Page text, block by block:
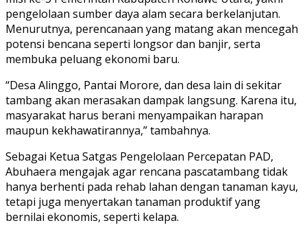
pengelolaan sumber daya alam secara berkelanjutan.
Menurutnya, perencanaan yang matang akan mencegah
potensi bencana seperti longsor dan banjir, serta
membuka peluang ekonomi baru.
“Desa Alinggo, Pantai Morore, dan desa lain di sekitar
tambang akan merasakan dampak langsung. Karena itu,
masyarakat harus berani menyampaikan harapan
maupun kekhawatirannya,” tambahnya.
Sebagai Ketua Satgas Pengelolaan Percepatan PAD,
Abuhaera mengajak agar rencana pascatambang tidak
hanya berhenti pada rehab lahan dengan tanaman kayu,
tetapi juga menyertakan tanaman produktif yang
bernilai ekonomis, seperti kelapa.